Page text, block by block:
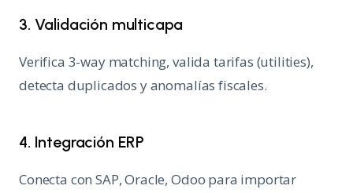
3. Validación multicapa
Verifica 3-way matching, valida tarifas (utilities),
detecta duplicados y anomalías fiscales.
4. Integración ERP
Conecta con SAP, Oracle, Odoo para importar